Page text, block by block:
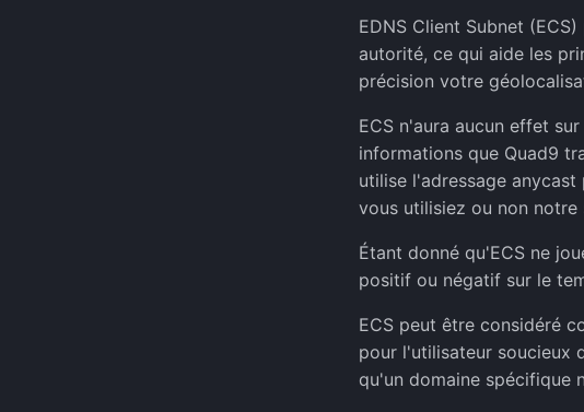
EDNS Client Subnet
autorité, ce qui aide les
précision votre
ECS n'aura aucun effet
informations que Quad9
utilise l'adressage
vous utilisiez ou non notre
Étant donné qu'ECS ne
positif ou négatif sur le
ECS peut être considéré
pour l'utilisateur soucieux
qu'un domaine spécifique